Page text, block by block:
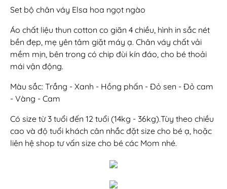
Set bộ chân váy Elsa hoa ngọt ngào
Áo chất liệu thun cotton co giãn 4 chiều, hình in sắc nét
bền đẹp, mẹ yên tâm giặt máy ạ. Chân váy chất vải
mềm mịn, bên trong có chip đùi kín đáo, cho bé thoải
mái vận động.
Màu sắc: Trắng - Xanh - Hồng phấn - Đỏ sen - Đỏ cam
- Vàng - Cam
Có size từ 3 tuổi đến 12 tuổi (14kg - 36kg).Tùy theo chiều
cao và độ tuổi khách cân nhắc đặt size cho bé ạ, hoặc
liên hệ shop tư vấn size cho bé các Mom nhé.